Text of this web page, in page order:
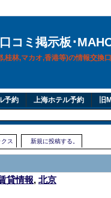
コミ掲示板･
桂林,マカオ,香港等)の情報交換
予約 上海ホテル予約 旧
ス 新規に投稿する。
貸情報, 北京